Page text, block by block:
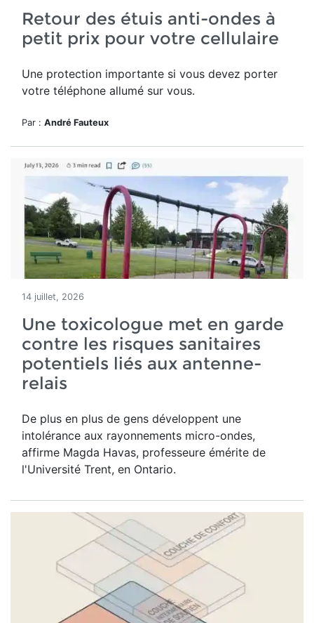
Retour des étuis anti-ondes à
petit prix pour votre cellulaire
Une protection importante si vous devez porter
votre téléphone allumé sur vous.
Par : André Fauteux
14 juillet, 2026
Une toxicologue met en garde
contre les risques sanitaires
potentiels liés aux antenne-
relais
De plus en plus de gens développent une
intolérance aux rayonnements micro-ondes,
affirme Magda Havas, professeure émérite de
l'Université Trent, en Ontario.